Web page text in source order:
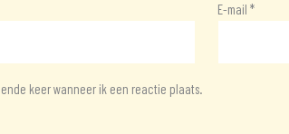
E-mail *
keer wanneer ik een reactie plaats.